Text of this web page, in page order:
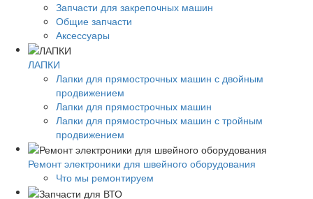
Запчасти для закрепочных машин
Общие запчасти
Аксессуары
ЛАПКИ
Лапки для прямострочных машин с двойным
продвижением
Лапки для прямострочных машин
Лапки для прямострочных машин с тройным
продвижением
Ремонт электроники для швейного оборудования
Что мы ремонтируем